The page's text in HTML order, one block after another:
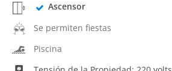
Ascensor
Se permiten fiestas
Piscina